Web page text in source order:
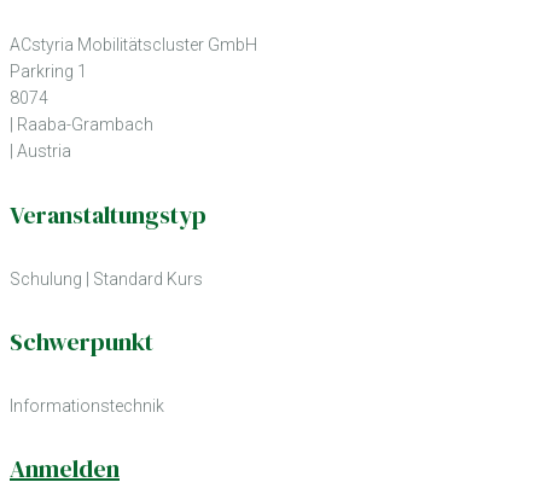
ACstyria Mobilitätscluster GmbH
Parkring 1
8074
| Raaba-Grambach
| Austria
Veranstaltungstyp
Schulung | Standard Kurs
Schwerpunkt
Informationstechnik
Anmelden